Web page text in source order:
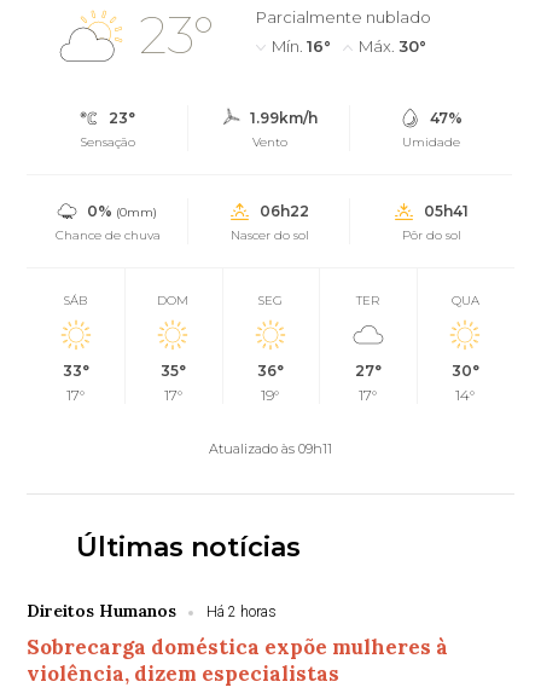
23°
Parcialmente nublado
Mín. 16° Máx. 30°
23°
Sensação
1.99km/h
Vento
47%
Umidade
0% (0mm)
Chance de chuva
06h22
Nascer do sol
05h41
Pôr do sol
SÁB
33°
17°
DOM
35°
17°
SEG
36°
19°
TER
27°
17°
QUA
30°
14°
Atualizado às 09h11
Últimas notícias
Direitos Humanos Há 2 horas
Sobrecarga doméstica expõe mulheres à
violência, dizem especialistas